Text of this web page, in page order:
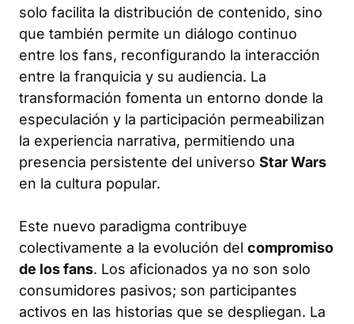
solo facilita la distribución de contenido, sino
que también permite un diálogo continuo
entre los fans, reconfigurando la interacción
entre la franquicia y su audiencia. La
transformación fomenta un entorno donde la
especulación y la participación permeabilizan
la experiencia narrativa, permitiendo una
presencia persistente del universo Star Wars
en la cultura popular.
Este nuevo paradigma contribuye
colectivamente a la evolución del compromiso
de los fans. Los aficionados ya no son solo
consumidores pasivos; son participantes
activos en las historias que se despliegan. La